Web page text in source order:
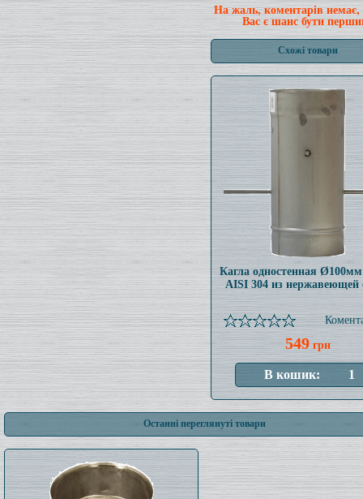
На жаль, коментарів немає,
Вас є шанс бути
Схожі товари
Кагла одностенная
AISI 304 из нержавеющей
549 грн
Останні переглянуті товари